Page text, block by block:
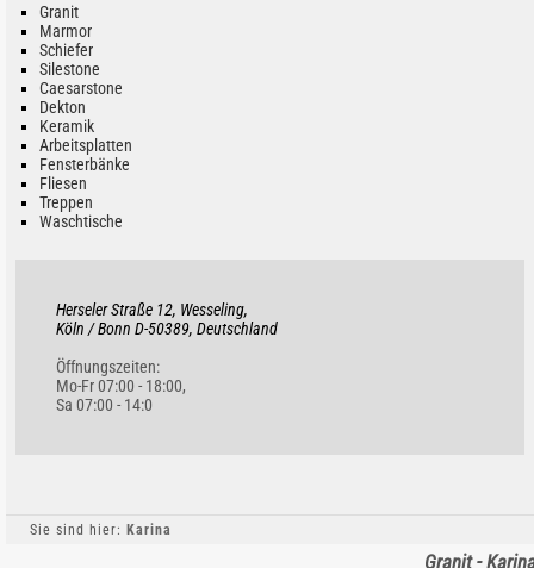
Granit
Marmor
Schiefer
Silestone
Caesarstone
Dekton
Keramik
Arbeitsplatten
Fensterbänke
Fliesen
Treppen
Waschtische
Herseler Straße 12, Wesseling,
Köln / Bonn D-50389, Deutschland
Öffnungszeiten:
Mo-Fr 07:00 - 18:00,
Sa 07:00 - 14:0
Sie sind hier: Karina
Granit -